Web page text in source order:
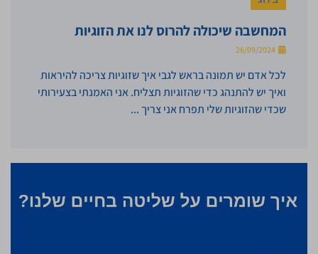
המחשבה שיכולה להרוס לנו את הזוגיות
לכל אדם יש תמונה בראש לגבי איך שזוגיות צריכה להיראות
ואיך יש להתנהג כדי שהזוגיות תצליח. אני האמנתי בצעירותי
שכדי שהזוגיות שלי תפרח אני צריך ...